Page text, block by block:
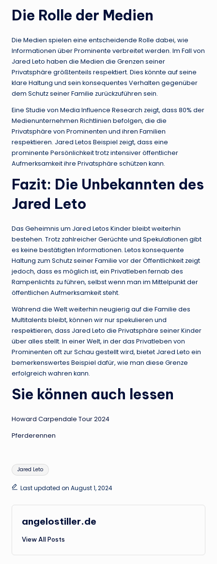
Die Rolle der Medien
Die Medien spielen eine entscheidende Rolle dabei, wie
Informationen über Prominente verbreitet werden. Im Fall von
Jared Leto haben die Medien die Grenzen seiner
Privatsphäre größtenteils respektiert. Dies könnte auf seine
klare Haltung und sein konsequentes Verhalten gegenüber
dem Schutz seiner Familie zurückzuführen sein.
Eine Studie von Media Influence Research zeigt, dass 80% der
Medienunternehmen Richtlinien befolgen, die die
Privatsphäre von Prominenten und ihren Familien
respektieren. Jared Letos Beispiel zeigt, dass eine
prominente Persönlichkeit trotz intensiver öffentlicher
Aufmerksamkeit ihre Privatsphäre schützen kann.
Fazit: Die Unbekannten des
Jared Leto
Das Geheimnis um Jared Letos Kinder bleibt weiterhin
bestehen. Trotz zahlreicher Gerüchte und Spekulationen gibt
es keine bestätigten Informationen. Letos konsequente
Haltung zum Schutz seiner Familie vor der Öffentlichkeit zeigt
jedoch, dass es möglich ist, ein Privatleben fernab des
Rampenlichts zu führen, selbst wenn man im Mittelpunkt der
öffentlichen Aufmerksamkeit steht.
Während die Welt weiterhin neugierig auf die Familie des
Multitalents bleibt, können wir nur spekulieren und
respektieren, dass Jared Leto die Privatsphäre seiner Kinder
über alles stellt. In einer Welt, in der das Privatleben von
Prominenten oft zur Schau gestellt wird, bietet Jared Leto ein
bemerkenswertes Beispiel dafür, wie man diese Grenze
erfolgreich wahren kann.
Sie können auch lessen
Howard Carpendale Tour 2024
Pferderennen
Tags:
Jared Leto
Last updated on August 1, 2024
angelostiller.de
View All Posts